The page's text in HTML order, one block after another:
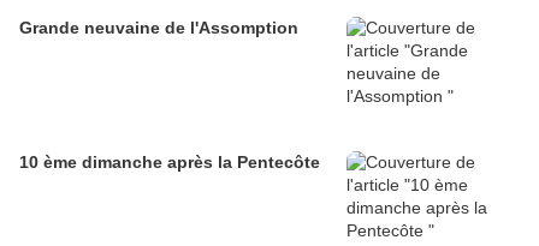
Grande neuvaine de l'Assomption
10 ème dimanche après la Pentecôte